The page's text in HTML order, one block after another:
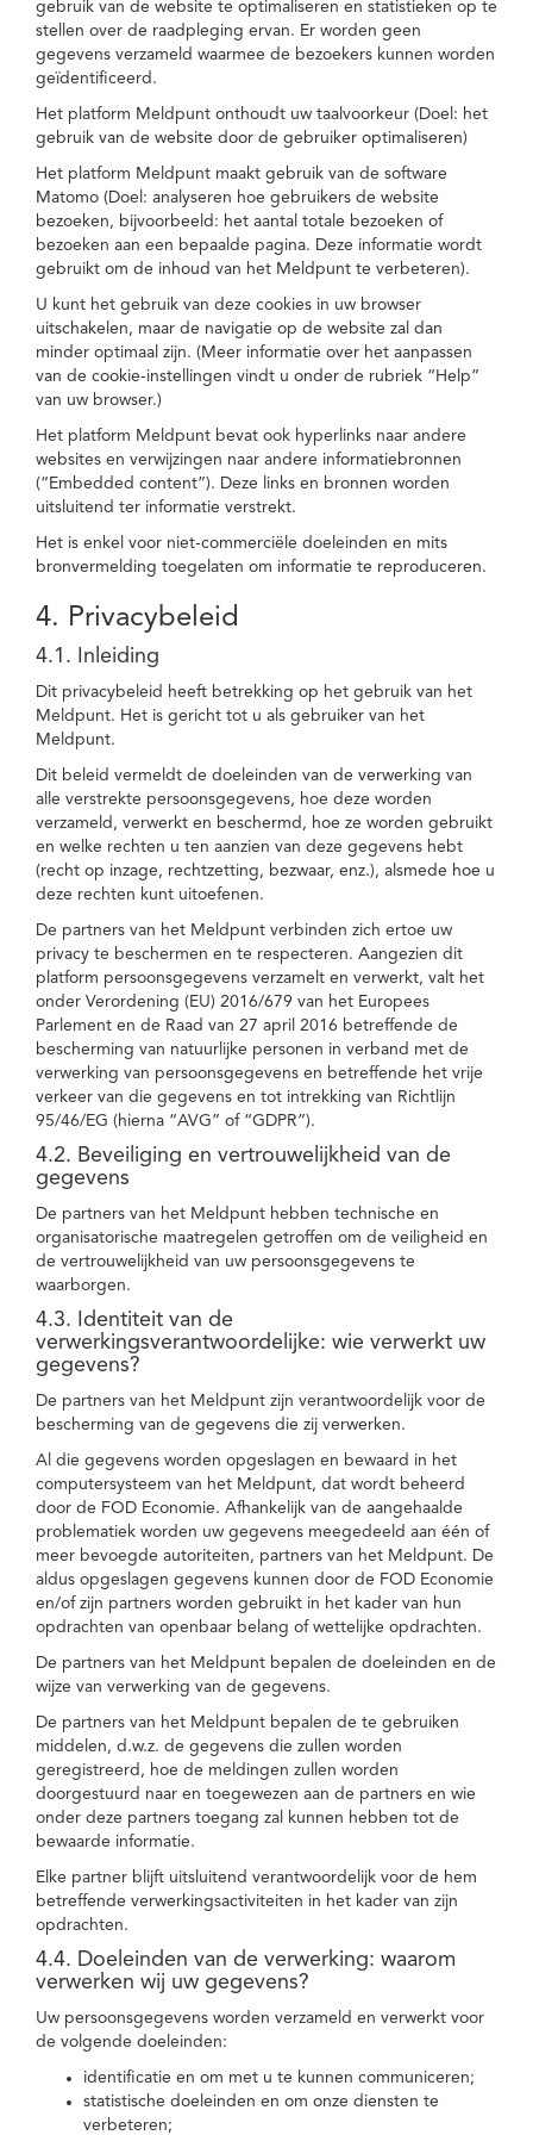
gebruik van de website te optimaliseren en statistieken op te
stellen over de raadpleging ervan. Er worden geen
gegevens verzameld waarmee de bezoekers kunnen worden
geïdentificeerd.
Het platform Meldpunt onthoudt uw taalvoorkeur (Doel: het
gebruik van de website door de gebruiker optimaliseren)
Het platform Meldpunt maakt gebruik van de software
Matomo (Doel: analyseren hoe gebruikers de website
bezoeken, bijvoorbeeld: het aantal totale bezoeken of
bezoeken aan een bepaalde pagina. Deze informatie wordt
gebruikt om de inhoud van het Meldpunt te verbeteren).
U kunt het gebruik van deze cookies in uw browser
uitschakelen, maar de navigatie op de website zal dan
minder optimaal zijn. (Meer informatie over het aanpassen
van de cookie-instellingen vindt u onder de rubriek “Help”
van uw browser.)
Het platform Meldpunt bevat ook hyperlinks naar andere
websites en verwijzingen naar andere informatiebronnen
(“Embedded content”). Deze links en bronnen worden
uitsluitend ter informatie verstrekt.
Het is enkel voor niet-commerciële doeleinden en mits
bronvermelding toegelaten om informatie te reproduceren.
4. Privacybeleid
4.1. Inleiding
Dit privacybeleid heeft betrekking op het gebruik van het
Meldpunt. Het is gericht tot u als gebruiker van het
Meldpunt.
Dit beleid vermeldt de doeleinden van de verwerking van
alle verstrekte persoonsgegevens, hoe deze worden
verzameld, verwerkt en beschermd, hoe ze worden gebruikt
en welke rechten u ten aanzien van deze gegevens hebt
(recht op inzage, rechtzetting, bezwaar, enz.), alsmede hoe u
deze rechten kunt uitoefenen.
De partners van het Meldpunt verbinden zich ertoe uw
privacy te beschermen en te respecteren. Aangezien dit
platform persoonsgegevens verzamelt en verwerkt, valt het
onder Verordening (EU) 2016/679 van het Europees
Parlement en de Raad van 27 april 2016 betreffende de
bescherming van natuurlijke personen in verband met de
verwerking van persoonsgegevens en betreffende het vrije
verkeer van die gegevens en tot intrekking van Richtlijn
95/46/EG (hierna “AVG” of “GDPR”).
4.2. Beveiliging en vertrouwelijkheid van de
gegevens
De partners van het Meldpunt hebben technische en
organisatorische maatregelen getroffen om de veiligheid en
de vertrouwelijkheid van uw persoonsgegevens te
waarborgen.
4.3. Identiteit van de
verwerkingsverantwoordelijke: wie verwerkt uw
gegevens?
De partners van het Meldpunt zijn verantwoordelijk voor de
bescherming van de gegevens die zij verwerken.
Al die gegevens worden opgeslagen en bewaard in het
computersysteem van het Meldpunt, dat wordt beheerd
door de FOD Economie. Afhankelijk van de aangehaalde
problematiek worden uw gegevens meegedeeld aan één of
meer bevoegde autoriteiten, partners van het Meldpunt. De
aldus opgeslagen gegevens kunnen door de FOD Economie
en/of zijn partners worden gebruikt in het kader van hun
opdrachten van openbaar belang of wettelijke opdrachten.
De partners van het Meldpunt bepalen de doeleinden en de
wijze van verwerking van de gegevens.
De partners van het Meldpunt bepalen de te gebruiken
middelen, d.w.z. de gegevens die zullen worden
geregistreerd, hoe de meldingen zullen worden
doorgestuurd naar en toegewezen aan de partners en wie
onder deze partners toegang zal kunnen hebben tot de
bewaarde informatie.
Elke partner blijft uitsluitend verantwoordelijk voor de hem
betreffende verwerkingsactiviteiten in het kader van zijn
opdrachten.
4.4. Doeleinden van de verwerking: waarom
verwerken wij uw gegevens?
Uw persoonsgegevens worden verzameld en verwerkt voor
de volgende doeleinden:
identificatie en om met u te kunnen communiceren;
statistische doeleinden en om onze diensten te
verbeteren;